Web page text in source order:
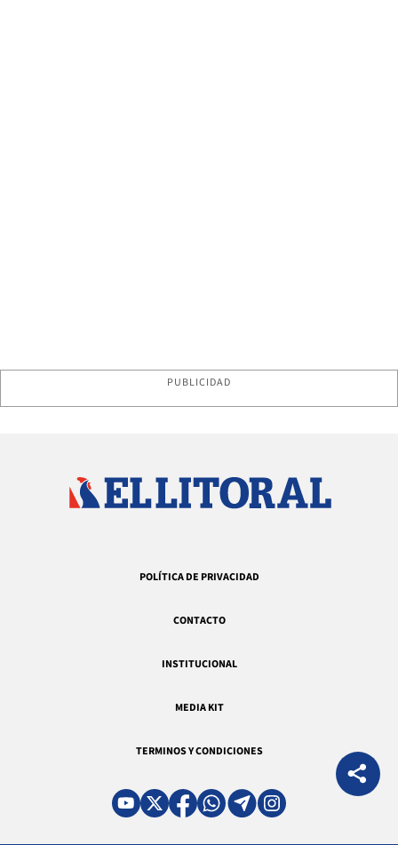
PUBLICIDAD
POLÍTICA DE PRIVACIDAD
CONTACTO
INSTITUCIONAL
MEDIA KIT
TERMINOS Y CONDICIONES